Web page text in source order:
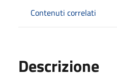
Contenuti correlati
Descrizione